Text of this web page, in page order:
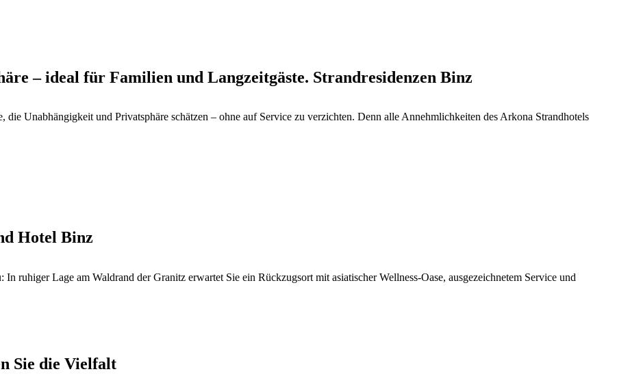
– ideal für Familien und Langzeitgäste. Strandresidenzen Binz
Unabhängigkeit und Privatsphäre schätzen – ohne auf Service zu verzichten. Denn alle Annehmlichkeiten des Arkona Strandhotels
Hotel Binz
ruhiger Lage am Waldrand der Granitz erwartet Sie ein Rückzugsort mit asiatischer Wellness-Oase, ausgezeichnetem Service und
Sie die Vielfalt